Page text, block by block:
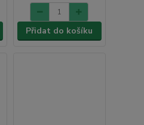
Přidat do košíku